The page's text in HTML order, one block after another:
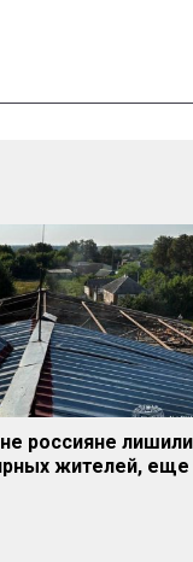
россияне лишили
жителей, еще